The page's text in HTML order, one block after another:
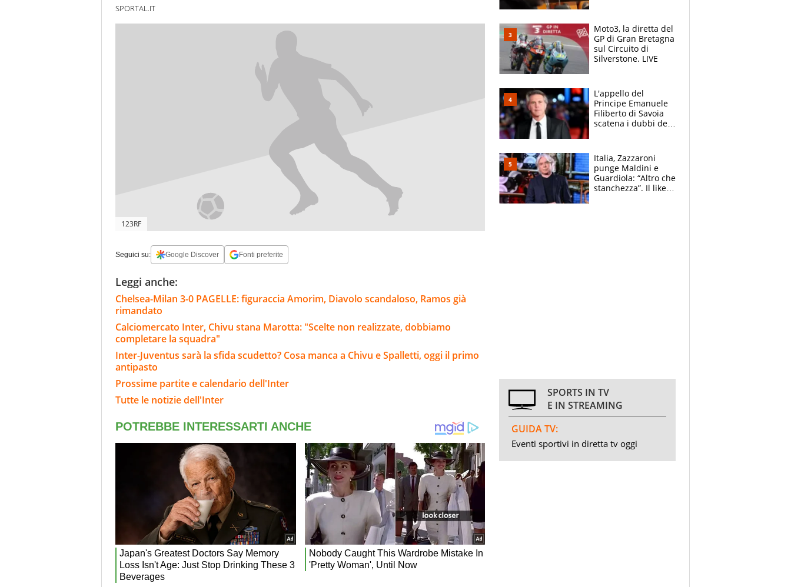
SPORTAL.IT
123RF
Seguici su: Google Discover Fonti preferite
Leggi anche:
Chelsea-Milan 3-0 PAGELLE: figuraccia Amorim, Diavolo scandaloso, Ramos già
rimandato
Calciomercato Inter, Chivu stana Marotta: "Scelte non realizzate, dobbiamo
completare la squadra"
Inter-Juventus sarà la sfida scudetto? Cosa manca a Chivu e Spalletti, oggi il primo
antipasto
Prossime partite e calendario dell'Inter
Tutte le notizie dell'Inter
Moto3, la diretta del
GP di Gran Bretagna
sul Circuito di
Silverstone. LIVE
L'appello del
Principe Emanuele
Filiberto di Savoia
scatena i dubbi dei
Italia, Zazzaroni
punge Maldini e
Guardiola: “Altro che
stanchezza”. Il like
SPORTS IN TV
E IN STREAMING
GUIDA TV:
Eventi sportivi in diretta tv oggi